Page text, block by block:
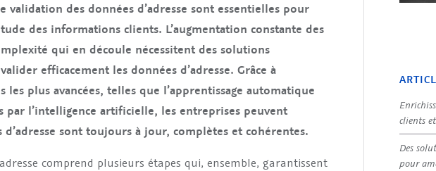
validation des données d’adresse sont essentielles pour
des informations clients. L’augmentation constante des
qui en découle nécessitent des solutions
efficacement les données d’adresse. Grâce à
les plus avancées, telles que l’apprentissage automatique
par l’intelligence artificielle, les entreprises peuvent
d’adresse sont toujours à jour, complètes et cohérentes.
comprend plusieurs étapes qui, ensemble, garantissent
clients
Des
pour